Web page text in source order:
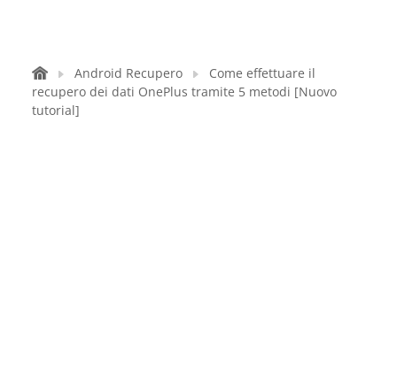
Android Recupero
Come effettuare il
recupero dei dati OnePlus tramite 5 metodi [Nuovo
tutorial]